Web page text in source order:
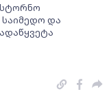
საიმედო და